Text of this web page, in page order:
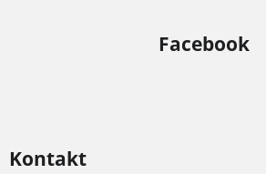
Kontakt
Facebook